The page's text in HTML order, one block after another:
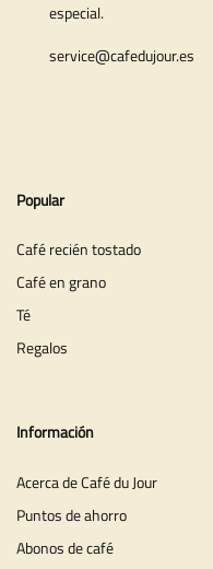
especial.
service@cafedujour.es
Popular
Café recién tostado
Café en grano
Té
Regalos
Información
Acerca de Café du Jour
Puntos de ahorro
Abonos de café